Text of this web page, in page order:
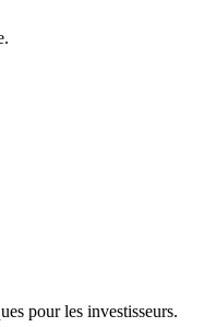
pour les investisseurs.